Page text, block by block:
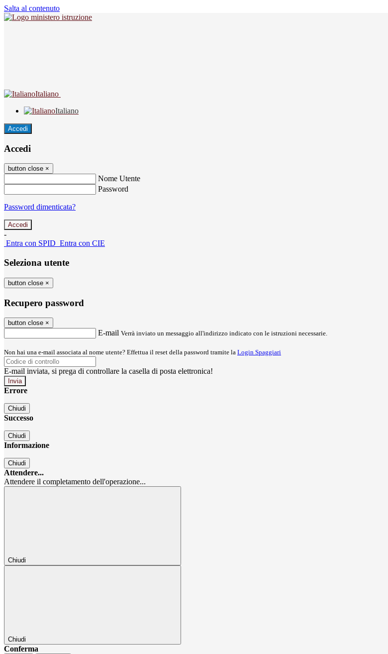
Salta al contenuto
Italiano
Italiano
Accedi
Accedi
button close ×
Nome Utente
Password
Password dimenticata?
-
Entra con SPID Entra con CIE
Seleziona utente
button close ×
Recupero password
button close ×
E-mail Verrà inviato un messaggio all'indirizzo indicato con le istruzioni necessarie.
Non hai una e-mail associata al nome utente? Effettua il reset della password tramite la Login Spaggiari
E-mail inviata, si prega di controllare la casella di posta elettronica!
Errore
Chiudi
Successo
Chiudi
Informazione
Chiudi
Attendere...
Attendere il completamento dell'operazione...
Chiudi
Chiudi
Conferma